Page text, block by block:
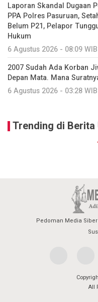
Laporan Skandal Dugaan
PPA Polres Pasuruan,
Belum P21, Pelapor
Hukum
6 Agustus 2026 - 08:09 WIB
2007 Sudah Ada Korban
Depan Mata. Mana
6 Agustus 2026 - 03:28 WIB
Trending di Berita
Pedoman Media Siber
All